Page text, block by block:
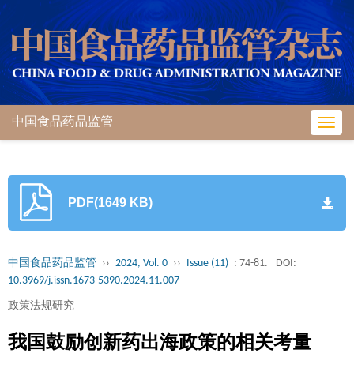
中国食品药品监管
PDF(1649 KB)
中国食品药品监管 ›› 2024, Vol. 0 ›› Issue (11) : 74-81.
DOI:
10.3969/j.issn.1673-5390.2024.11.007
政策法规研究
我国鼓励创新药出海政策的相关考量